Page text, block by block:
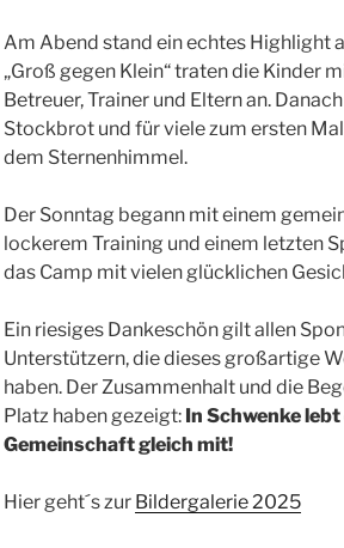
Am Abend stand ein echtes Highlight
„Groß gegen Klein“ traten die Kinder
Betreuer, Trainer und Eltern an.
Stockbrot und für viele zum ersten
dem Sternenhimmel.
Der Sonntag begann mit einem
lockerem Training und einem letzten
das Camp mit vielen glücklichen
Ein riesiges Dankeschön gilt allen
Unterstützern, die dieses großartige
haben. Der Zusammenhalt und die
Platz haben gezeigt: In Schwenke
Gemeinschaft gleich mit!
Hier geht´s zur Bildergalerie 2025